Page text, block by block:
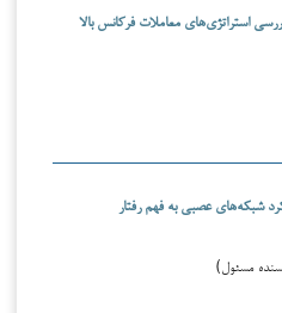
بررسی استراتژی‌های معاملات فرکانس بالا
شبکه‌های عصبی به فهم رفتار
مسئول)